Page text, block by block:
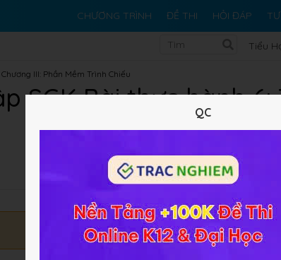
CHƯƠNG TRÌNH ĐỀ THI HỎI ĐÁP
Tiểu
Chương III: Phần Mềm Trình Chiếu
SGK Bài thực hành
chiếu
Lý thuyết 5Trắc
Đang cập nhật câu hỏi và gợi ý làm bài.
QC